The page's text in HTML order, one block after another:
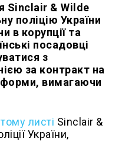
Sinclair & Wilde
поліцію України
в корупції та
посадовці
з
за контракт на
форми, вимагаючи
листі Sinclair &
України,